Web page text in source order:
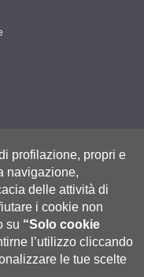
profilazione, propri e
navigazione,
delle attività di
i cookie non
su “Solo cookie
l’utilizzo cliccando
le tue scelte